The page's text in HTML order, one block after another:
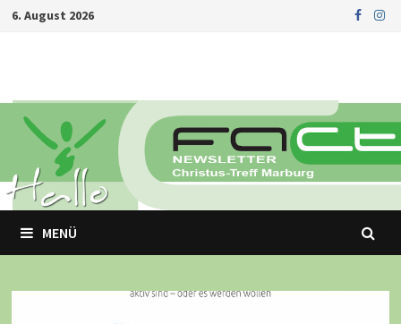
Zurück
6. August 2026
MENÜ